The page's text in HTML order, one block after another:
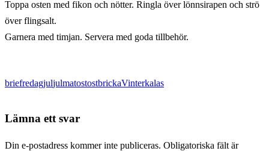
Toppa osten med fikon och nötter. Ringla över lönnsirapen och strö
över flingsalt.
Garnera med timjan. Servera med goda tillbehör.
briefredagjuljulmatostostbrickaVinterkalas
Lämna ett svar
Din e-postadress kommer inte publiceras. Obligatoriska fält är